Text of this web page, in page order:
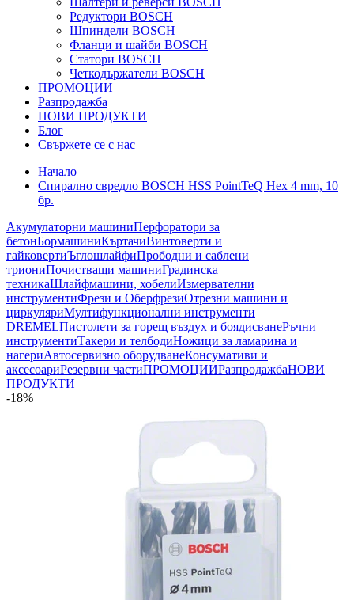
Редуктори BOSCH
Шпиндели BOSCH
Фланци и шайби BOSCH
Статори BOSCH
Четкодържатели BOSCH
ПРОМОЦИИ
Разпродажба
НОВИ ПРОДУКТИ
Блог
Свържете се с нас
Начало
Спирално свредло BOSCH HSS PointTeQ Hex 4 mm, 10
бр.
Акумулаторни машиниПерфоратори за
бетонБормашиниКъртачиВинтоверти и
гайковертиЪглошлайфиПрободни и саблени
триониПочистващи машиниГрадинска
техникаШлайфмашини, хобелиИзмервателни
инструментиФрези и ОберфрезиОтрезни машини и
циркуляриМултифункционални инструменти
DREMELПистолети за горещ въздух и боядисванеРъчни
инструментиТакери и телбодиНожици за ламарина и
нагериАвтосервизно оборудванеКонсумативи и
аксесоариРезервни частиПРОМОЦИИРазпродажбаНОВИ
ПРОДУКТИ
-18%